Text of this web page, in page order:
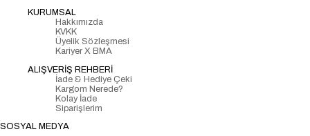
KURUMSAL
Hakkımızda
KVKK
Üyelik Sözleşmesi
Kariyer X BMA
ALIŞVERİŞ REHBERİ
İade & Hediye Çeki
Kargom Nerede?
Kolay İade
Siparişlerim
SOSYAL MEDYA